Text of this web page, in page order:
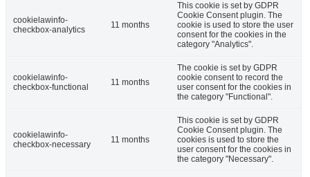
cookielawinfo-
checkbox-analytics
11 months
This cookie is set by GDPR
Cookie Consent plugin. The
cookie is used to store the user
consent for the cookies in the
category "Analytics".
cookielawinfo-
checkbox-functional
11 months
The cookie is set by GDPR
cookie consent to record the
user consent for the cookies in
the category "Functional".
cookielawinfo-
checkbox-necessary
11 months
This cookie is set by GDPR
Cookie Consent plugin. The
cookies is used to store the
user consent for the cookies in
the category "Necessary".